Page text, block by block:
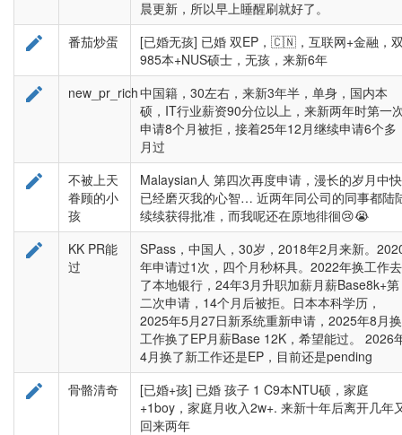
晨更新，所以早上睡醒刷就好了。
 番茄炒蛋
[已婚无孩] 已婚 双EP，🇨🇳，互联网+金融，
985本+NUS硕士，无孩，来新6年
 new_pr_rich中国籍，30左右，来新3年半，单身，国内本
硕，IT行业薪资90分位以上，来新两年时第一
申请8个月被拒，接着25年12月继续申请6个多
月过

不被上天
眷顾的小
孩
Malaysian人 第四次再度申请，漫长的岁月中快
已经磨灭我的心智… 近两年同公司的同事都陆
续续获得批准，而我呢还在原地徘徊😢😭

KK PR能
过
SPass，中国人，30岁，2018年2月来新。
年申请过1次，四个月秒杯具。2022年换工作去
了本地银行，24年3月升职加薪月薪Base8k+第
二次申请，14个月后被拒。日本本科学历，
2025年5月27日新系统重新申请，2025年8月换
工作换了EP月薪Base 12K，希望能过。 2026
4月换了新工作还是EP，目前还是pending
 骨骼清奇
[已婚+孩] 已婚 孩子 1 C9本NTU硕，家庭
+1boy，家庭月收入2w+. 来新十年后离开几年
回来两年